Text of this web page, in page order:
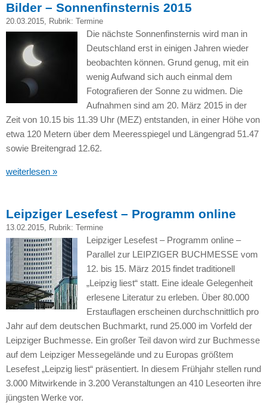
Bilder – Sonnenfinsternis 2015
20.03.2015, Rubrik: Termine
Die nächste Sonnenfinsternis wird man in
Deutschland erst in einigen Jahren wieder
beobachten können. Grund genug, mit ein
wenig Aufwand sich auch einmal dem
Fotografieren der Sonne zu widmen. Die
Aufnahmen sind am 20. März 2015 in der
Zeit von 10.15 bis 11.39 Uhr (MEZ) entstanden, in einer Höhe von
etwa 120 Metern über dem Meeresspiegel und Längengrad 51.47
sowie Breitengrad 12.62.
weiterlesen »
Leipziger Lesefest – Programm online
13.02.2015, Rubrik: Termine
Leipziger Lesefest – Programm online –
Parallel zur LEIPZIGER BUCHMESSE vom
12. bis 15. März 2015 findet traditionell
„Leipzig liest“ statt. Eine ideale Gelegenheit
erlesene Literatur zu erleben. Über 80.000
Erstauflagen erscheinen durchschnittlich pro
Jahr auf dem deutschen Buchmarkt, rund 25.000 im Vorfeld der
Leipziger Buchmesse. Ein großer Teil davon wird zur Buchmesse
auf dem Leipziger Messegelände und zu Europas größtem
Lesefest „Leipzig liest“ präsentiert. In diesem Frühjahr stellen rund
3.000 Mitwirkende in 3.200 Veranstaltungen an 410 Leseorten ihre
jüngsten Werke vor.